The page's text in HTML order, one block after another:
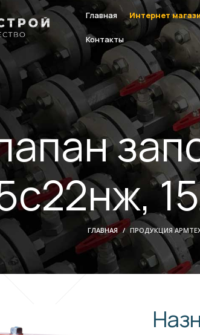
Главная Интернет
Контакты
ГЛАВНАЯ ПРОДУКЦИЯ